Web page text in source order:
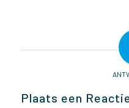
Plaats een